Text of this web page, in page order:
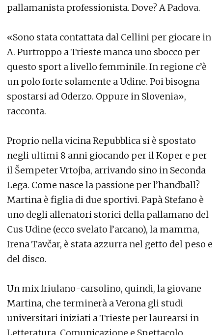
pallamanista professionista. Dove? A Padova.
«Sono stata contattata dal Cellini per giocare in
A. Purtroppo a Trieste manca uno sbocco per
questo sport a livello femminile. In regione c’è
un polo forte solamente a Udine. Poi bisogna
spostarsi ad Oderzo. Oppure in Slovenia»,
racconta.
Proprio nella vicina Repubblica si è spostato
negli ultimi 8 anni giocando per il Koper e per
il Šempeter Vrtojba, arrivando sino in Seconda
Lega. Come nasce la passione per l’handball?
Martina è figlia di due sportivi. Papà Stefano è
uno degli allenatori storici della pallamano del
Cus Udine (ecco svelato l’arcano), la mamma,
Irena Tavčar, è stata azzurra nel getto del peso e
del disco.
Un mix friulano-carsolino, quindi, la giovane
Martina, che terminerà a Verona gli studi
universitari iniziati a Trieste per laurearsi in